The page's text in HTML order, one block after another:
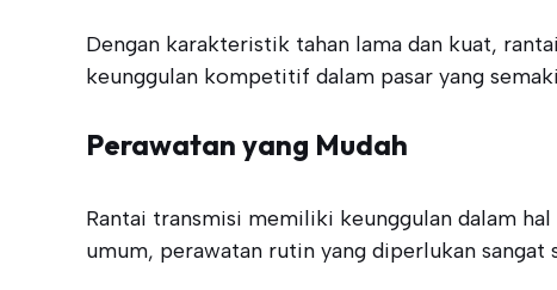
Dengan karakteristik tahan lama dan kuat,
keunggulan kompetitif dalam pasar yang
Perawatan yang Mudah
Rantai transmisi memiliki keunggulan dalam
umum, perawatan rutin yang diperlukan